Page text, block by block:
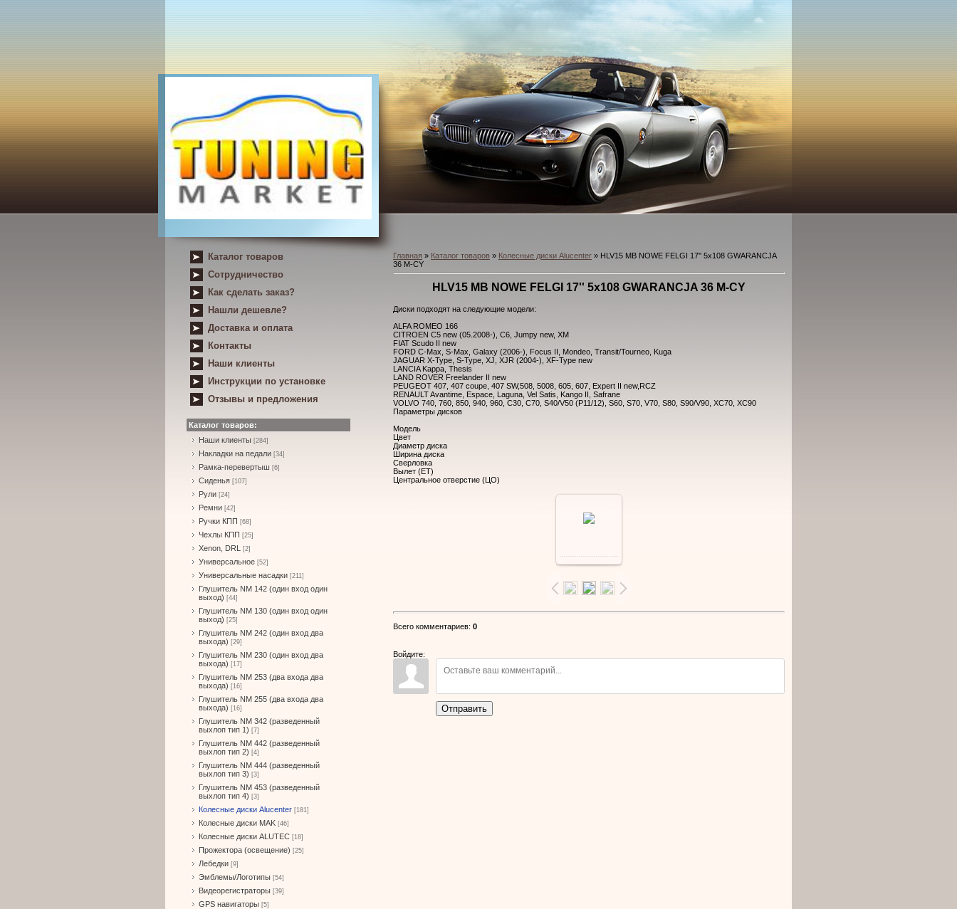
Каталог товаров
Сотрудничество
Как сделать заказ?
Нашли дешевле?
Доставка и оплата
Контакты
Наши клиенты
Инструкции по установке
Отзывы и предложения
Каталог товаров:
Наши клиенты [284]
Накладки на педали [34]
Рамка-перевертыш [6]
Сиденья [107]
Рули [24]
Ремни [42]
Ручки КПП [68]
Чехлы КПП [25]
Xenon, DRL [2]
Универсальное [52]
Универсальные насадки [211]
Глушитель NM 142 (один вход один
выход) [44]
Глушитель NM 130 (один вход один
выход) [25]
Глушитель NM 242 (один вход два
выхода) [29]
Глушитель NM 230 (один вход два
выхода) [17]
Глушитель NM 253 (два входа два
выхода) [16]
Глушитель NM 255 (два входа два
выхода) [16]
Глушитель NM 342 (разведенный
выхлоп тип 1) [7]
Глушитель NM 442 (разведенный
выхлоп тип 2) [4]
Глушитель NM 444 (разведенный
выхлоп тип 3) [3]
Глушитель NM 453 (разведенный
выхлоп тип 4) [3]
Колесные диски Alucenter [181]
Колесные диски MAK [46]
Колесные диски ALUTEC [18]
Прожектора (освещение) [25]
Лебедки [9]
Эмблемы/Логотипы [54]
Видеорегистраторы [39]
GPS навигаторы [5]
Главная » Каталог товаров » Колесные диски Alucenter » HLV15 MB NOWE FELGI 17'' 5x108 GWARANCJA
36 M-CY
HLV15 MB NOWE FELGI 17'' 5x108 GWARANCJA 36 M-CY
Диски подходят на следующие модели:
ALFA ROMEO 166
CITROEN C5 new (05.2008-), C6, Jumpy new, XM
FIAT Scudo II new
FORD C-Max, S-Max, Galaxy (2006-), Focus II, Mondeo, Transit/Tourneo, Kuga
JAGUAR X-Type, S-Type, XJ, XJR (2004-), XF-Type new
LANCIA Kappa, Thesis
LAND ROVER Freelander II new
PEUGEOT 407, 407 coupe, 407 SW,508, 5008, 605, 607, Expert II new,RCZ
RENAULT Avantime, Espace, Laguna, Vel Satis, Kango II, Safrane
VOLVO 740, 760, 850, 940, 960, C30, C70, S40/V50 (P11/12), S60, S70, V70, S80, S90/V90, XC70, XC90
Параметры дисков
Модель
Цвет
Диаметр диска
Ширина диска
Сверловка
Вылет (ЕТ)
Центральное отверстие (ЦО)
размере
Всего комментариев: 0
Войдите:
Отправить